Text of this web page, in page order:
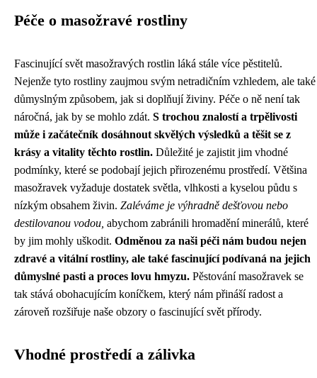
Péče o masožravé rostliny
Fascinující svět masožravých rostlin láká stále více pěstitelů.
Nejenže tyto rostliny zaujmou svým netradičním vzhledem, ale také
důmyslným způsobem, jak si doplňují živiny. Péče o ně není tak
náročná, jak by se mohlo zdát. S trochou znalostí a trpělivosti
může i začátečník dosáhnout skvělých výsledků a těšit se z
krásy a vitality těchto rostlin. Důležité je zajistit jim vhodné
podmínky, které se podobají jejich přirozenému prostředí. Většina
masožravek vyžaduje dostatek světla, vlhkosti a kyselou půdu s
nízkým obsahem živin. Zaléváme je výhradně dešťovou nebo
destilovanou vodou, abychom zabránili hromadění minerálů, které
by jim mohly uškodit. Odměnou za naši péči nám budou nejen
zdravé a vitální rostliny, ale také fascinující podívaná na jejich
důmyslné pasti a proces lovu hmyzu. Pěstování masožravek se
tak stává obohacujícím koníčkem, který nám přináší radost a
zároveň rozšiřuje naše obzory o fascinující svět přírody.
Vhodné prostředí a zálivka